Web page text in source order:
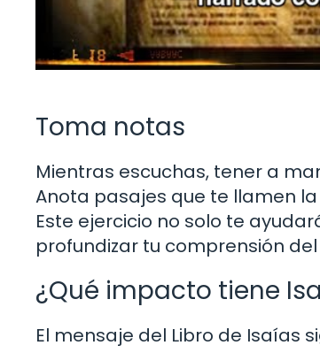
Toma notas
Mientras escuchas, tener a
Anota pasajes que te llamen
Este ejercicio no solo te
profundizar tu comprensión
¿Qué impacto tiene
El mensaje del Libro de Isaías